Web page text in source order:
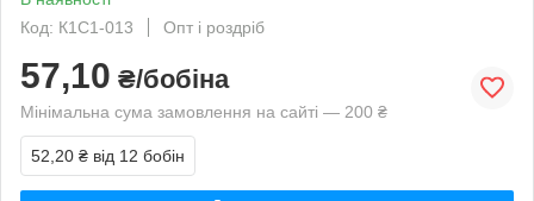
Код: К1С1-013
Опт і роздріб
57,10 ₴/бобіна
Мінімальна сума замовлення на сайті — 200 ₴
52,20 ₴ від 12 бобін